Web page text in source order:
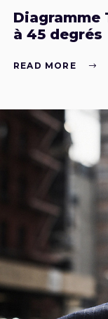
Diagramme
à 45 degrés
READ MORE